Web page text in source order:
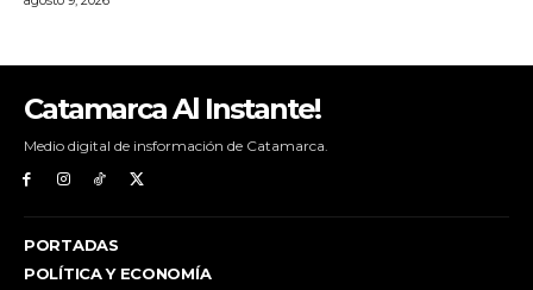
Catamarca Al Instante!
Medio digital de insformación de Catamarca.
PORTADAS
POLÍTICA Y ECONOMÍA